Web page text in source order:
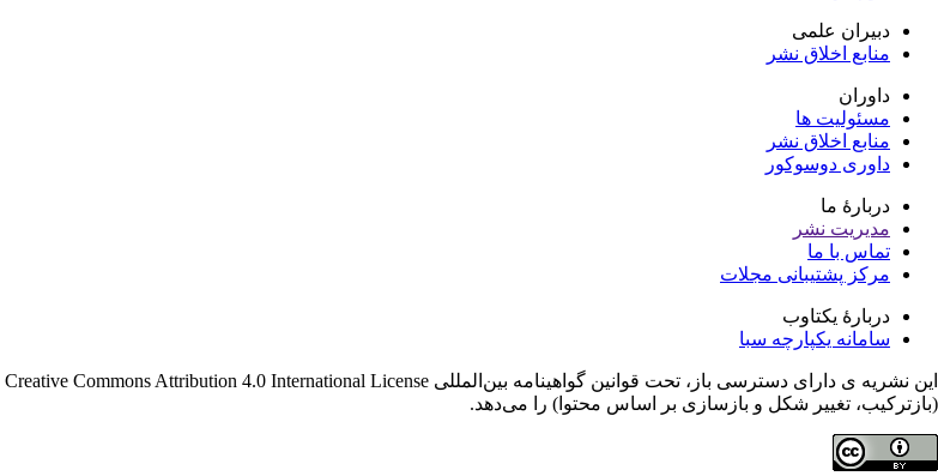
دبیران علمی
منابع اخلاق نشر
داوران
مسئولیت ها
منابع اخلاق نشر
داوری دوسوکور
دربارۀ ما
مدیریت نشر
تماس با ما
مرکز پشتیبانی مجلات
دربارۀ یکتاوب
سامانه یکپارچه سبا
(بازترکیب، تغییر شکل و بازسازی بر اساس محتوا) را می‌دهد.